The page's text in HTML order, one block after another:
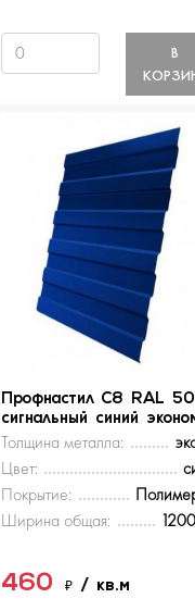
В
Профнастил С8 RAL
сигнальный синий
Толщина металла:
Цвет:
Покрытие:
Ширина общая:
460₽/ кв.м